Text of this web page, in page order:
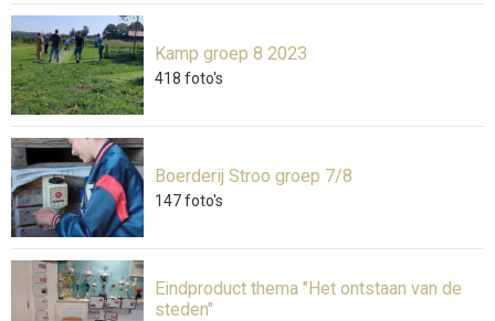
Kamp groep 8 2023
418 foto's
Boerderij Stroo groep 7/8
147foto's
Eindproduct thema "Het ontstaan van de
steden"